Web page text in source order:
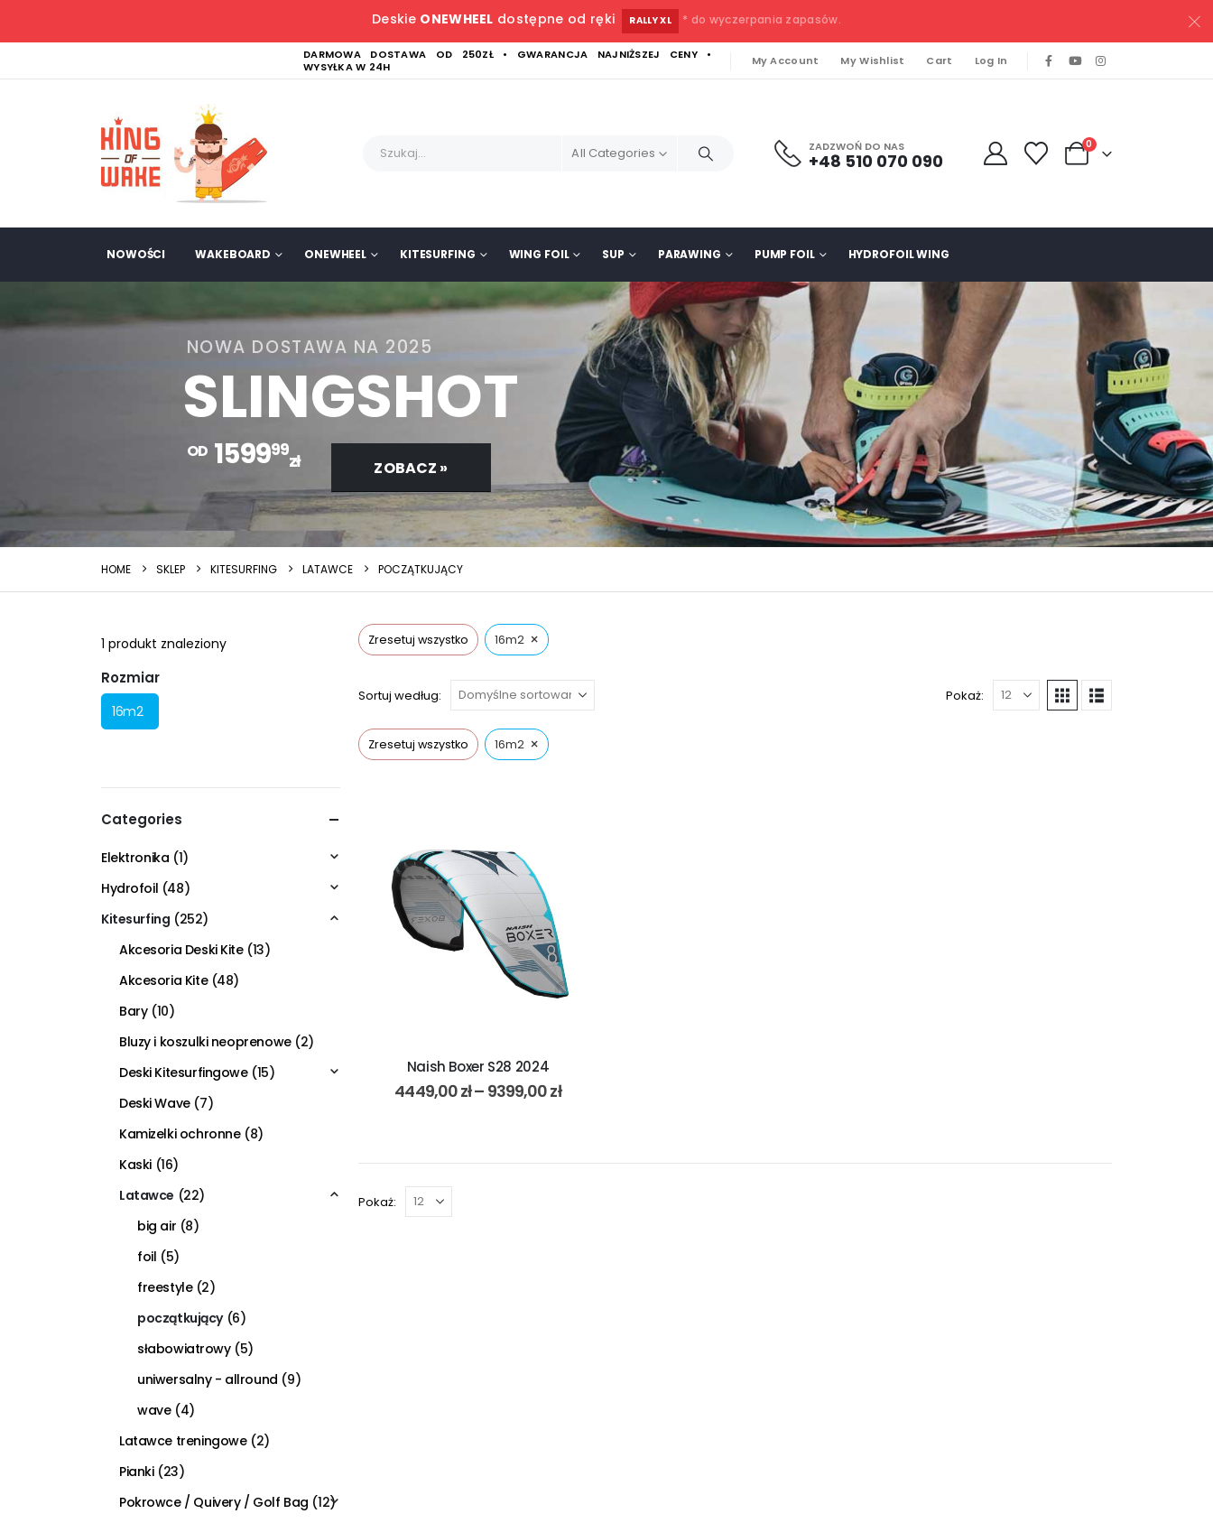
Deskie ONEWHEEL dostępne od ręki RALLY XL * do wyczerpania zapasów.
DARMOWA DOSTAWA OD 250ZŁ • GWARANCJA NAJNIŻSZEJ CENY •
WYSYŁKA W 24H
My Account My Wishlist Cart Log In
All Categories ZADZWOŃ DO NAS
+48 510 070 090
0
NOWOŚCI WAKEBOARD ONEWHEEL KITESURFING WING FOIL SUP PARAWING PUMP FOIL HYDROFOIL WING
NOWA DOSTAWA NA 2025
SLINGSHOT
OD 159999
zł ZOBACZ »
HOME SKLEP KITESURFING LATAWCE POCZĄTKUJĄCY
Zresetuj wszystko 16m2 ×
Sortuj według: Pokaż:
Zresetuj wszystko 16m2 ×
Naish Boxer S28 2024
4449,00zł– 9399,00zł
Pokaż:
1 produkt znaleziony
Rozmiar
16m2
Categories
Elektronika (1)
Hydrofoil (48)
Kitesurfing (252)
Akcesoria Deski Kite (13)
Akcesoria Kite (48)
Bary (10)
Bluzy i koszulki neoprenowe (2)
Deski Kitesurfingowe (15)
Deski Wave (7)
Kamizelki ochronne (8)
Kaski (16)
Latawce (22)
big air (8)
foil (5)
freestyle (2)
początkujący (6)
słabowiatrowy (5)
uniwersalny - allround (9)
wave (4)
Latawce treningowe (2)
Pianki (23)
Pokrowce / Quivery / Golf Bag (12)